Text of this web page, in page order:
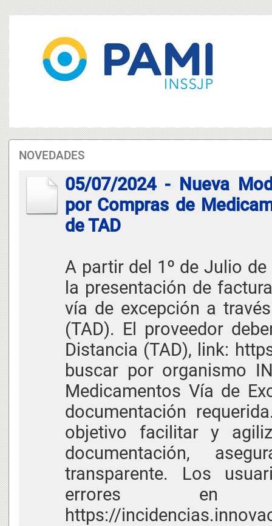
NOVEDADES
05/07/2024 - Nueva
por Compras de
de TAD
A partir del 1º de Julio
la presentación de
vía de excepción a
(TAD). El proveedor
Distancia (TAD), link:
buscar por organismo
Medicamentos Vía de
documentación
objetivo facilitar y
documentación,
transparente. Los
errores en
https://